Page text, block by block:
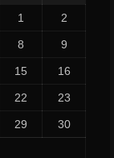
1 2
8 9
15 16
22 23
29 30